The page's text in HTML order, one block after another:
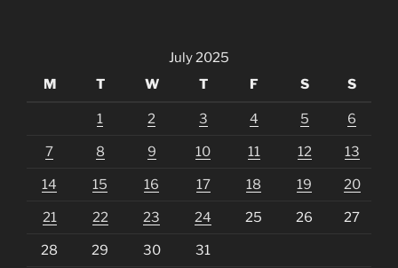
July 2025
M
T W T F S S
1 2 3 4 5 6
7 8 9 10 11 12 13
14 15 16 17 18 19 20
21 22 23 24 25 26 27
28 29 30 31